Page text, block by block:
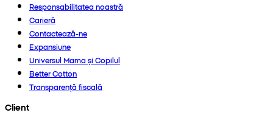
Responsabilitatea noastră
Carieră
Contactează-ne
Expansiune
Universul Mama și Copilul
Better Cotton
Transparență fiscală
Client